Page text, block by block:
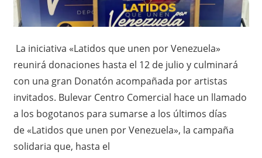
La iniciativa «Latidos que unen por Venezuela»
reunirá donaciones hasta el 12 de julio y culminará
con una gran Donatón acompañada por artistas
invitados. Bulevar Centro Comercial hace un llamado
a los bogotanos para sumarse a los últimos días
de «Latidos que unen por Venezuela», la campaña
solidaria que, hasta el